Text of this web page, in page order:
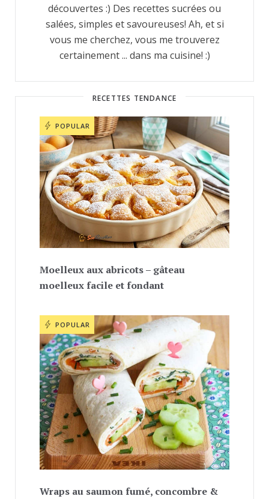
découvertes :) Des recettes sucrées ou
salées, simples et savoureuses! Ah, et si
vous me cherchez, vous me trouverez
certainement ... dans ma cuisine! :)
RECETTES TENDANCE
POPULAR
Moelleux aux abricots – gâteau
moelleux facile et fondant
POPULAR
Wraps au saumon fumé, concombre &